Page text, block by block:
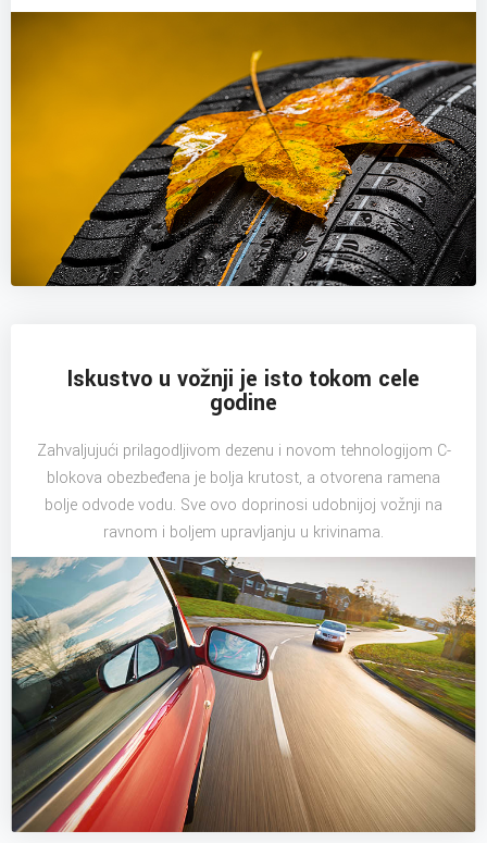
Iskustvo u vožnji je isto tokom cele
godine
Zahvaljujući prilagodljivom dezenu i novom tehnologijom C-
blokova obezbeđena je bolja krutost, a otvorena ramena
bolje odvode vodu. Sve ovo doprinosi udobnijoj vožnji na
ravnom i boljem upravljanju u krivinama.